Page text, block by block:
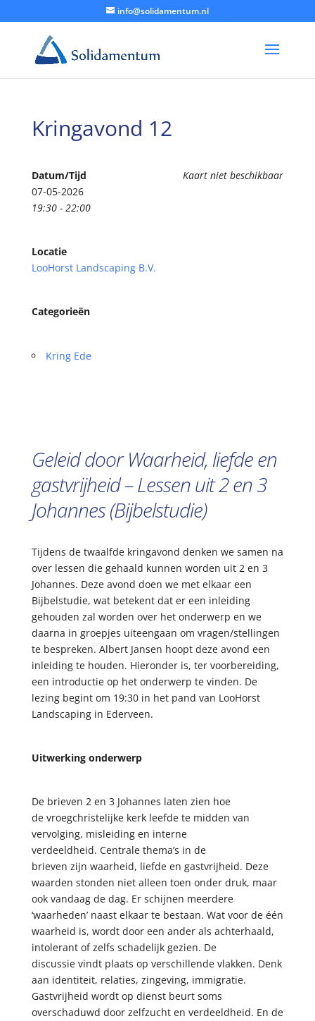
info@solidamentum.nl
Kringavond 12
Kaart niet beschikbaar
Datum/Tijd
07-05-2026
19:30 - 22:00
Locatie
LooHorst Landscaping B.V.
Categorieën
Kring Ede
Geleid door Waarheid, liefde en
gastvrijheid – Lessen uit 2 en 3
Johannes (Bijbelstudie)
Tijdens de twaalfde kringavond denken we samen na
over lessen die gehaald kunnen worden uit 2 en 3
Johannes. Deze avond doen we met elkaar een
Bijbelstudie, wat betekent dat er een inleiding
gehouden zal worden over het onderwerp en we
daarna in groepjes uiteengaan om vragen/stellingen
te bespreken. Albert Jansen hoopt deze avond een
inleiding te houden. Hieronder is, ter voorbereiding,
een introductie op het onderwerp te vinden. De
lezing begint om 19:30 in het pand van LooHorst
Landscaping in Ederveen.
Uitwerking onderwerp
De brieven 2 en 3 Johannes laten zien hoe
de vroegchristelijke kerk leefde te midden van
vervolging, misleiding en interne
verdeeldheid. Centrale thema’s in de
brieven zijn waarheid, liefde en gastvrijheid. Deze
waarden stonden niet alleen toen onder druk, maar
ook vandaag de dag. Er schijnen meerdere
‘waarheden’ naast elkaar te bestaan. Wat voor de één
waarheid is, wordt door een ander als achterhaald,
intolerant of zelfs schadelijk gezien. De
discussie vindt plaats op verschillende vlakken. Denk
aan identiteit, relaties, zingeving, immigratie.
Gastvrijheid wordt op dienst beurt soms
overschaduwd door zelfzucht en verdeeldheid. En de